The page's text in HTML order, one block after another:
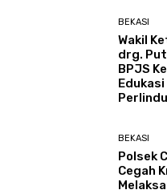
BEKASI
Wakil
drg.
BPJS
BEKASI
Polsek
Cegah